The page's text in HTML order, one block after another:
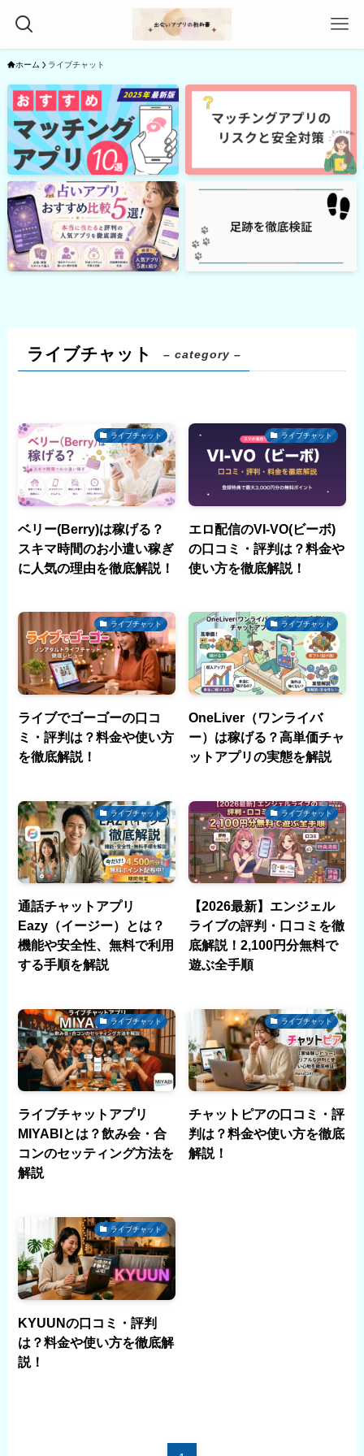
ホーム ライブチャット
ライブチャット – category –
ライブチャット
ベリー(Berry)は稼げる？
スキマ時間のお小遣い稼ぎ
に人気の理由を徹底解説！
ライブチャット
エロ配信のVI-VO(ビーボ)
の口コミ・評判は？料金や
使い方を徹底解説！
ライブチャット
ライブでゴーゴーの口コ
ミ・評判は？料金や使い方
を徹底解説！
ライブチャット
OneLiver（ワンライバ
ー）は稼げる？高単価チャ
ットアプリの実態を解説
ライブチャット
通話チャットアプリ
Eazy（イージー）とは？
機能や安全性、無料で利用
する手順を解説
ライブチャット
【2026最新】エンジェル
ライブの評判・口コミを徹
底解説！2,100円分無料で
遊ぶ全手順
ライブチャット
ライブチャットアプリ
MIYABIとは？飲み会・合
コンのセッティング方法を
解説
ライブチャット
チャットピアの口コミ・評
判は？料金や使い方を徹底
解説！
ライブチャット
KYUUNの口コミ・評判
は？料金や使い方を徹底解
説！